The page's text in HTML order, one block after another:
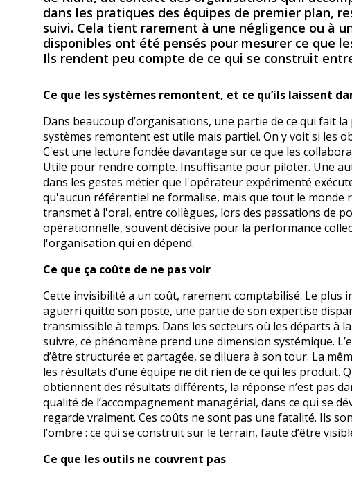
dans les pratiques des équipes de premier plan,
suivi. Cela tient rarement à une négligence ou à
disponibles ont été pensés pour mesurer ce que
Ils rendent peu compte de ce qui se construit
Ce que les systèmes remontent, et ce qu’ils laissent
Dans beaucoup d’organisations, une partie de ce qui fait
systèmes remontent est utile mais partiel. On y voit si les
C'est une lecture fondée davantage sur ce que les
Utile pour rendre compte. Insuffisante pour piloter. Une
dans les gestes métier que l'opérateur expérimenté
qu'aucun référentiel ne formalise, mais que tout le monde
transmet à l'oral, entre collègues, lors des passations de
opérationnelle, souvent décisive pour la performance
l'organisation qui en dépend.
Ce que ça coûte de ne pas voir
Cette invisibilité a un coût, rarement comptabilisé. Le plus
aguerri quitte son poste, une partie de son expertise
transmissible à temps. Dans les secteurs où les départs à
suivre, ce phénomène prend une dimension systémique.
d’être structurée et partagée, se diluera à son tour. La
les résultats d’une équipe ne dit rien de ce qui les produit.
obtiennent des résultats différents, la réponse n’est pas
qualité de l’accompagnement managérial, dans ce qui se
regarde vraiment. Ces coûts ne sont pas une fatalité. Ils
l’ombre : ce qui se construit sur le terrain, faute d’être
Ce que les outils ne couvrent pas